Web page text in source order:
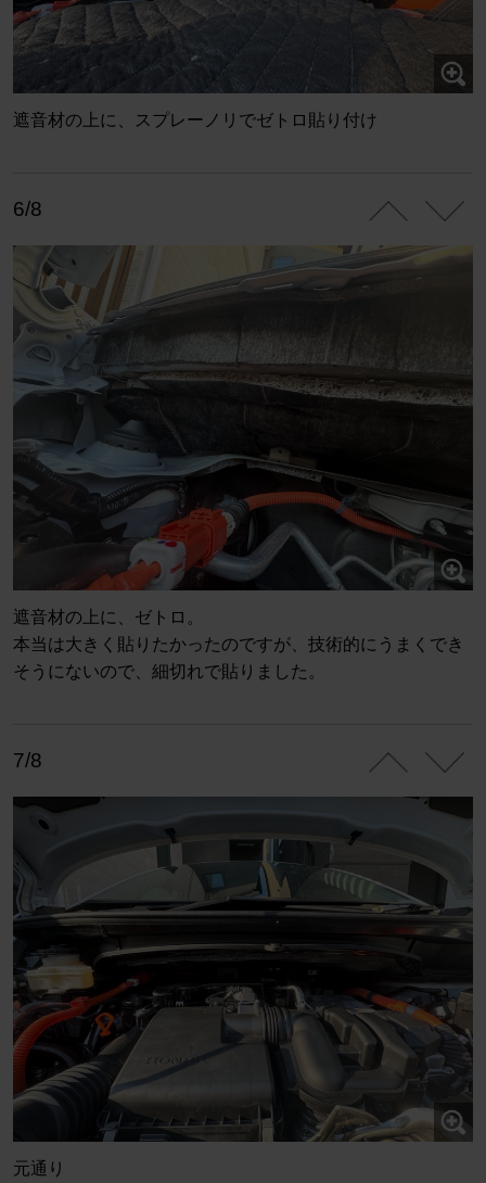
遮音材の上に、スプレーノリでゼトロ貼り付け
6/8
遮音材の上に、ゼトロ。
本当は大きく貼りたかったのですが、技術的にうまくでき
そうにないので、細切れで貼りました。
7/8
元通り